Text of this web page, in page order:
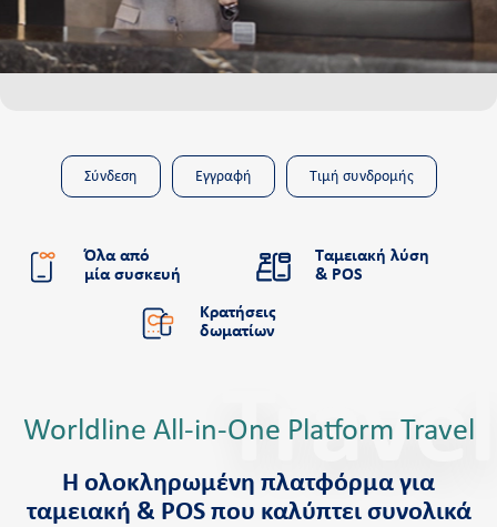
Για Οργανισμούς
Η εταιρεία
Retail Innovation Hub
Καριέρα
Γραφείο τύπου
Συχνές ερωτήσεις και videos
Πληρωμή Cardlink Τιμολογίου
Σύνδεση Εγγραφή Τιμή συνδρομής
Όλα από
μία συσκευή
Ταμειακή λύση
& POS
Κρατήσεις
δωματίων
Travel
Worldline All-in-One Platform Travel
Η ολοκληρωμένη πλατφόρμα για
ταμειακή & POS που καλύπτει συνολικά